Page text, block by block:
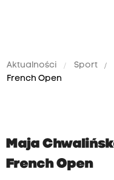
Aktualności Sport
French Open
Maja
French Open